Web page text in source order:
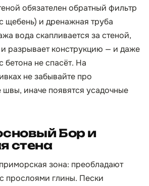
обязателен обратный фильтр
щебень) и дренажная труба
вода скапливается за стеной,
разрывает конструкцию — и даже
бетона не спасёт. На
не забывайте про
иначе появятся усадочные
Бор и
стена
зона: преобладают
прослоями глины. Пески